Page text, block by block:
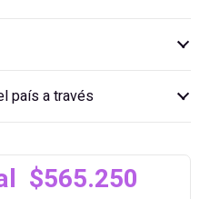
país a través
$565.250